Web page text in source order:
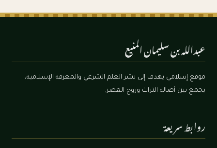
عبدالله بن سليمان المنيع
موقع إسلامي يهدف إلى نشر العلم الشرعي والمعرفة الإسلامية،
يجمع بين أصالة التراث وروح العصر.
روابط سريعة